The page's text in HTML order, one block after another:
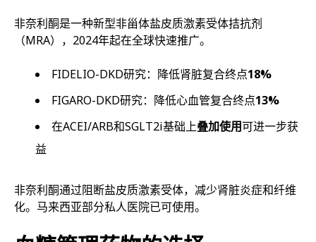
非奈利酮是一种新型非甾体盐皮质激素受体拮抗剂
（MRA），2024年起在全球快速推广。
FIDELIO-DKD研究：降低肾脏复合终点18%
FIGARO-DKD研究：降低心血管复合终点13%
在ACEI/ARB和SGLT2i基础上叠加使用可进一步获
益
非奈利酮通过阻断盐皮质激素受体，减少肾脏炎症和纤维
化。马来西亚部分私人医院已可使用。